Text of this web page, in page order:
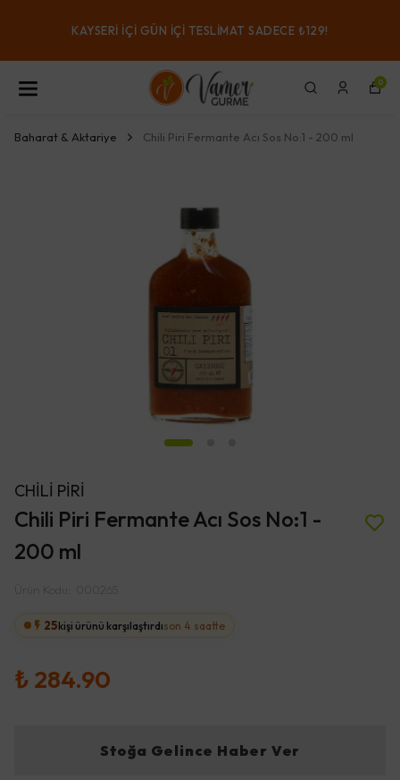
KAYSERI IÇI GÜN IÇI TESLIMAT SADECE ₺129!
0
Baharat & Aktariye Chili Piri Fermante Acı Sos No:1 - 200 ml
CHİLİ PİRİ
Chili Piri Fermante Acı Sos No:1 -
200 ml
Ürün Kodu : 000265
25kişi ürünü karşılaştırdıson 4 saatte
₺ 284.90
Stoğa Gelince Haber Ver